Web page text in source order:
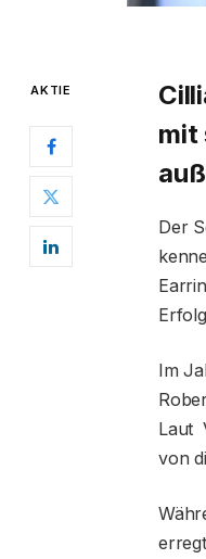
AKTIE
mit
Der
Im
Laut
von